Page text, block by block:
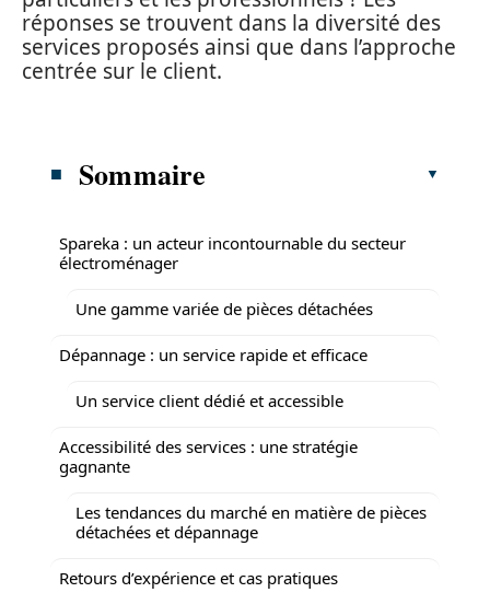
réponses se trouvent dans la diversité des
services proposés ainsi que dans l’approche
centrée sur le client.
Sommaire
Spareka : un acteur incontournable du secteur
électroménager
Une gamme variée de pièces détachées
Dépannage : un service rapide et efficace
Un service client dédié et accessible
Accessibilité des services : une stratégie
gagnante
Les tendances du marché en matière de pièces
détachées et dépannage
Retours d’expérience et cas pratiques